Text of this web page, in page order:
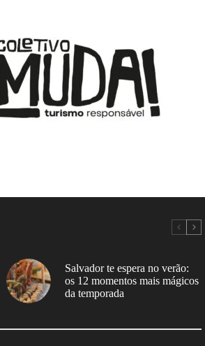
Salvador te espera no verão:
os 12 momentos mais mágicos
da temporada